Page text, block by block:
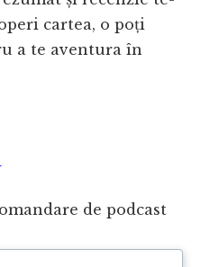
cartea, o poți
a te aventura în
de podcast